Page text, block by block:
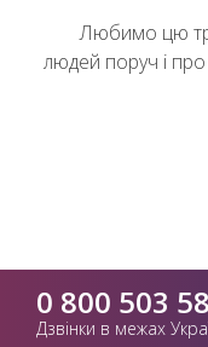
Любимо цю
людей поруч і про
0 800 503
Дзвінки в межах